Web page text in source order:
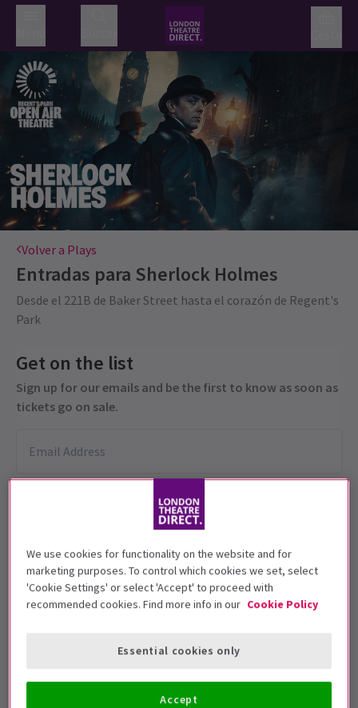
Volver a Plays
Entradas para Sherlock Holmes
Desde el 221B de Baker Street hasta el corazón de Regent's
Park
Get on the list
Sign up for our emails and be the first to know as soon as
tickets go on sale.
Esta producción se recomienda para
personas de 12+ años.
Fechas de función
Open Air Theatre, Regent's Park
We use cookies for functionality on the website and for
marketing purposes. To control which cookies we set, select
'Cookie Settings' or select 'Accept' to proceed with
recommended cookies. Find more info in our Cookie Policy
Essential cookies only
Accept